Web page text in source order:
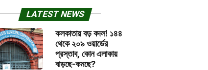
LATEST NEWS
কলকাতায় বড় বদল! ১৪৪
থেকে ২০৯ ওয়ার্ডের
প্রস্তাব, কোন এলাকায়
বাড়ছে-কমছে?